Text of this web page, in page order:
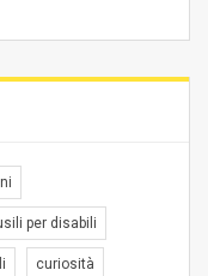
per disabili
curiosità